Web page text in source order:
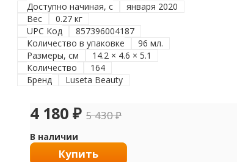
Доступно начиная, с
января 2020
Вес
0.27 кг
UPC Код
857396004187
Количество в упаковке
96 мл.
Размеры, см
14.2 × 4.6 × 5.1
Количество
164
Бренд
Luseta Beauty
4 180 ₽ 5 430₽
В наличии
Купить